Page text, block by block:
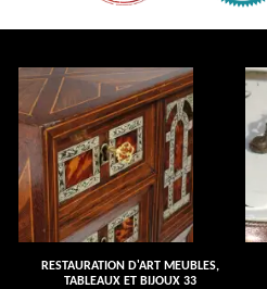
RESTAURATION D'ART MEUBLES,
TABLEAUX ET BIJOUX 33